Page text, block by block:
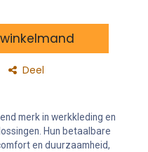
Deel
merk in werkkleding en
Hun betaalbare
en duurzaamheid,